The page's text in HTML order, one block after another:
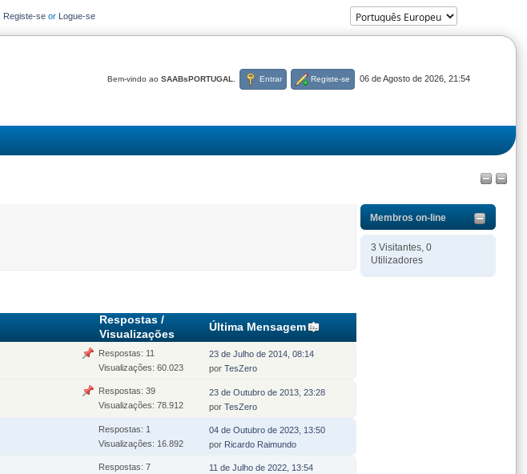
Registe-se or Logue-se
06 de Agosto de 2026, 21:54
Bem-vindo aoSAABsPORTUGAL Entrar Registe-se
Membros on-line
3 Visitantes, 0
Utilizadores
Respostas/
Visualizações
Última Mensagem
Respostas: 11
Visualizações: 60.023
23 de Julho de 2014, 08:14
por TesZero
Respostas: 39
Visualizações: 78.912
23 de Outubro de 2013, 23:28
por TesZero
Respostas: 1
Visualizações: 16.892
04 de Outubro de 2023, 13:50
por Ricardo Raimundo
Respostas: 7
11 de Julho de 2022, 13:54